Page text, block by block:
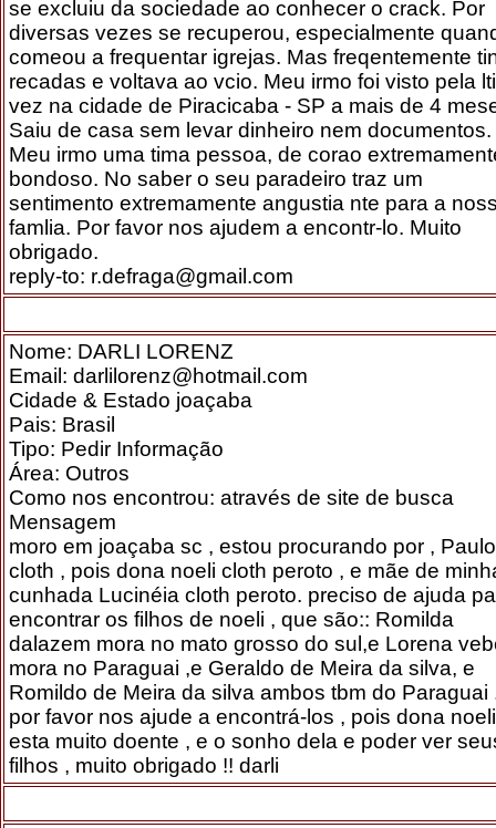
se excluiu da sociedade ao conhecer o crack. Por
diversas vezes se recuperou, especialmente
comeou a frequentar igrejas. Mas freqentemente
recadas e voltava ao vcio. Meu irmo foi visto pela
vez na cidade de Piracicaba - SP a mais de 4
Saiu de casa sem levar dinheiro nem documentos.
Meu irmo uma tima pessoa, de corao
bondoso. No saber o seu paradeiro traz um
sentimento extremamente angustia nte para a
famlia. Por favor nos ajudem a encontr-lo. Muito
obrigado.
reply-to: r.defraga@gmail.com
Nome: DARLI LORENZ
Email: darlilorenz@hotmail.com
Cidade & Estado joaçaba
Pais: Brasil
Tipo: Pedir Informação
Área: Outros
Como nos encontrou: através de site de busca
Mensagem
moro em joaçaba sc , estou procurando por , Paulo
cloth , pois dona noeli cloth peroto , e mãe de
cunhada Lucinéia cloth peroto. preciso de ajuda
encontrar os filhos de noeli , que são:: Romilda
dalazem mora no mato grosso do sul,e Lorena
mora no Paraguai ,e Geraldo de Meira da silva, e
Romildo de Meira da silva ambos tbm do Paraguai
por favor nos ajude a encontrá-los , pois dona noeli
esta muito doente , e o sonho dela e poder ver
filhos , muito obrigado !! darli